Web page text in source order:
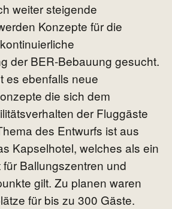
weiter steigende
Konzepte für die
der BER-Bebauung gesucht.
es ebenfalls neue
die sich dem
der Fluggäste
des Entwurfs ist aus
Kapselhotel, welches als ein
Ballungszentren und
gilt. Zu planen waren
für bis zu 300 Gäste.